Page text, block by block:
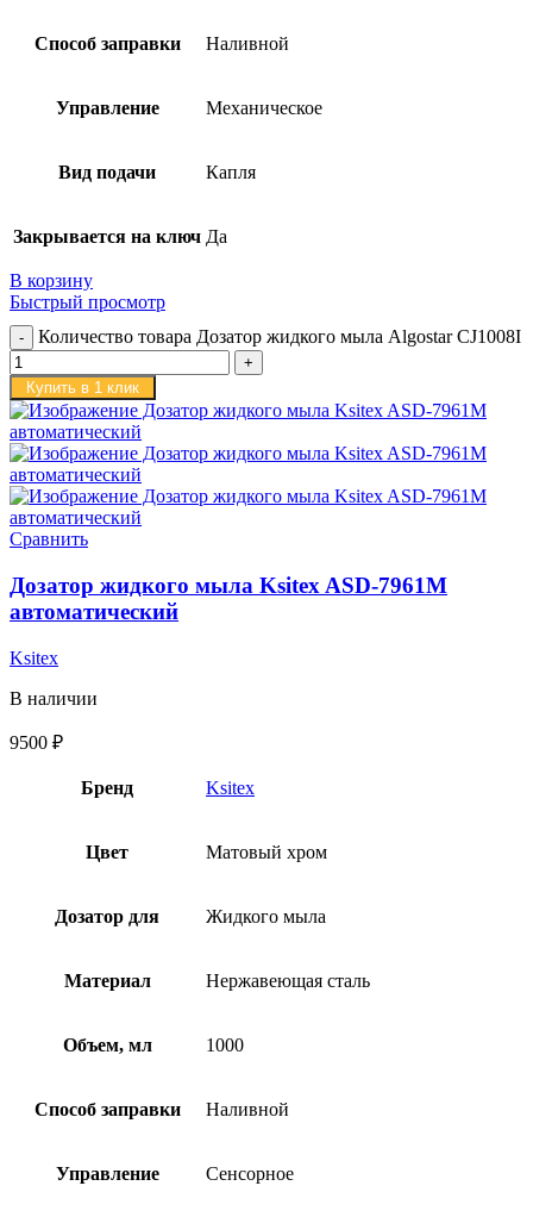
Способ заправки Наливной
Управление Механическое
Вид подачи Капля
Закрывается на ключ Да
В корзину
Быстрый просмотр
Количество товара Дозатор жидкого мыла Algostar CJ1008I
Купить в 1 клик
Сравнить
Дозатор жидкого мыла Ksitex ASD-7961M
автоматический
Ksitex
В наличии
9500 ₽
Бренд Ksitex
Цвет Матовый хром
Дозатор для Жидкого мыла
Материал Нержавеющая сталь
Объем, мл 1000
Способ заправки Наливной
Управление Сенсорное